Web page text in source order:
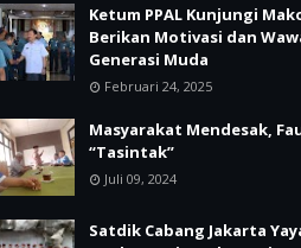
Ketum PPAL Kunjungi
Berikan Motivasi dan
Generasi Muda
Februari 24, 2025
Masyarakat Mendesak,
“Tasintak”
Juli 09, 2024
Satdik Cabang Jakarta